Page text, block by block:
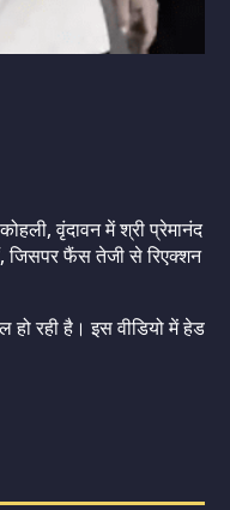
वृंदावन में श्री प्रेमानंद
जिसपर फैंस तेजी से रिएक्शन
रही है। इस वीडियो में हेड